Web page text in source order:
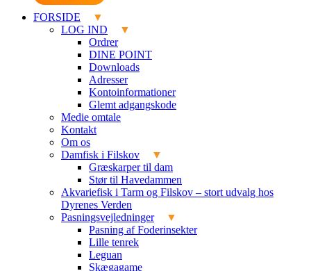
FORSIDE
LOG IND
Ordrer
DINE POINT
Downloads
Adresser
Kontoinformationer
Glemt adgangskode
Medie omtale
Kontakt
Om os
Damfisk i Filskov
Græskarper til dam
Stør til Havedammen
Akvariefisk i Tarm og Filskov – stort udvalg hos
Dyrenes Verden
Pasningsvejledninger
Pasning af Foderinsekter
Lille tenrek
Leguan
Skægagame